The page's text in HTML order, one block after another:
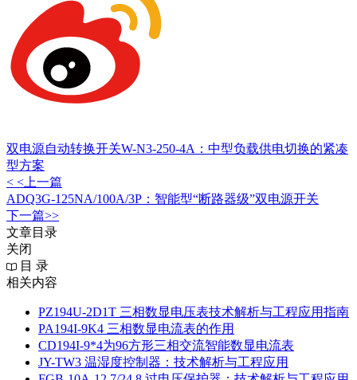
双电源自动转换开关W-N3-250-4A：中型负载供电切换的紧凑
型方案
< <上一篇
ADQ3G-125NA/100A/3P：智能型“断路器级”双电源开关
下一篇>>
文章目录
关闭
目 录
相关内容
PZ194U-2D1T 三相数显电压表技术解析与工程应用指南
PA194I‑9K4 三相数显电流表的作用
CD194I‑9*4为96方形三相交流智能数显电流表
JY-TW3 温湿度控制器：技术解析与工程应用